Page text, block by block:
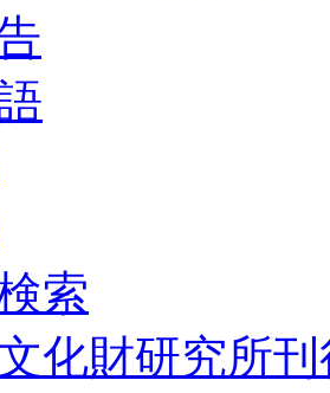
索
化財研究所